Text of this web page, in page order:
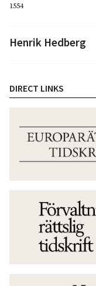
1554
Henrik Hedberg
DIRECT LINKS